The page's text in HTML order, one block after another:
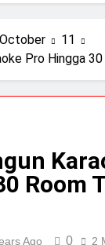
PLUS
2 Years Ago
Speaker
diuji dan
ahli kami
2 Years Ago
10
2 Years
peraih
2 Years Ago
October
11
Pro Hingga
Room
Ago 0 2